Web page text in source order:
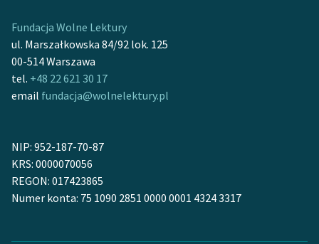
Materiały promocyjne
Polityka prywatności
Regulamin biblioteki
Regulamin darowizn
Informacja o treściach
wrażliwych
Fundacja Wolne Lektury
ul. Marszałkowska 84/92 lok. 125
00-514 Warszawa
tel. +48 22 621 30 17
email fundacja@wolnelektury.pl
NIP: 952-187-70-87
KRS: 0000070056
REGON: 017423865
Numer konta: 75 1090 2851 0000 0001 4324 3317